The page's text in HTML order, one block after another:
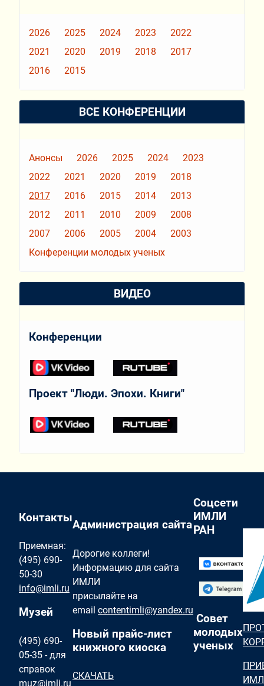
2026 2025 2024 2023
2022
2021
2020 2019 2018
2017
2016
2015
ВСЕ КОНФЕРЕНЦИИ
Анонсы 2026 2025 2024
2023
2022
2021 2020 2019
2018
2017
2016 2015 2014
2013
2012
2011 2010 2009
2008
2007
2006 2005 2004
2003
Конференции молодых ученых
ВИДЕО
Конференции
Проект "Люди. Эпохи. Книги"
Контакты
Приемная:
(495) 690-
50-30
info@imli.ru
Музей
(495) 690-
05-35 - для
справок
muz@imli.ru
Администрация сайта
Дорогие коллеги!
Информацию для сайта
ИМЛИ
присылайте на
email contentimli@yandex.ru
Новый прайс-лист
книжного киоска
СКАЧАТЬ
Соцсети
ИМЛИ
РАН
Совет
молодых
ученых